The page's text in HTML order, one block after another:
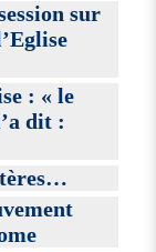
sur
: « le
dit :